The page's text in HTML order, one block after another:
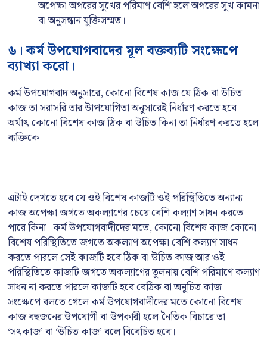
অপেক্ষা অপরের সুখের পরিমাণ বেশি হলে অপরের সুখ কামনা
বা অনুসন্ধান যুক্তিসম্মত।
৬। কর্ম উপযোগবাদের মূল বক্তব্যটি সংক্ষেপে
ব্যাখ্যা করো।
কর্ম উপযোগবাদ অনুসারে, কোনো বিশেষ কাজ যে ঠিক বা উচিত
কাজ তা সরাসরি তার উাপযোগিতা অনুসারেই নির্ধারণ করতে হবে।
অর্থাৎ কোনো বিশেষ কাজ ঠিক বা উচিত কিনা তা নির্ধারণ করতে হলে
ব্যক্তিকে
এটাই দেখতে হবে যে ওই বিশেষ কাজটি ওই পরিস্থিতিতে অন্যান্য
কাজ অপেক্ষা জগতে অকল্যাণের চেয়ে বেশি কল্যাণ সাধন করতে
পারে কিনা। কর্ম উপযোগবাদীদের মতে, কোনো বিশেষ কাজ কোনো
বিশেষ পরিস্থিতিতে জগতে অকল্যাণ অপেক্ষা বেশি কল্যাণ সাধন
করতে পারলে সেই কাজটি হবে ঠিক বা উচিত কাজ আর ওই
পরিস্থিতিতে কাজটি জগতে অকল্যাণের তুলনায় বেশি পরিমাণে কল্যাণ
সাধন না করতে পারলে কাজটি হবে বেঠিক বা অনুচিত কাজ।
সংক্ষেপে বলতে গেলে কর্ম উপযোগবাদীদের মতে কোনো বিশেষ
কাজ বহুজনের উপযোগী বা উপকারী হলে নৈতিক বিচারে তা
‘সৎকাজ’ বা ‘উচিত কাজ’ বলে বিবেচিত হবে।